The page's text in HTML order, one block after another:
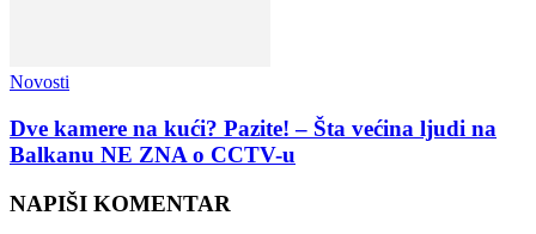
Novosti
Dve kamere na kući? Pazite! – Šta većina ljudi na
Balkanu NE ZNA o CCTV-u
NAPIŠI KOMENTAR